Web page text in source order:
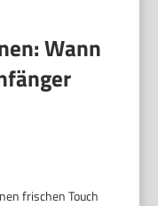
Wann
frischen Touch